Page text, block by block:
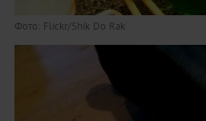
Фото: Flickr/Shik Do Rak